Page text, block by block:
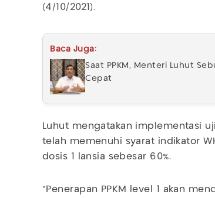
(4/10/2021).
Baca Juga:
Saat PPKM, Menteri Luhut
Cepat
Luhut mengatakan implementasi
telah memenuhi syarat indikator
dosis 1 lansia sebesar 60%.
“Penerapan PPKM level 1 akan